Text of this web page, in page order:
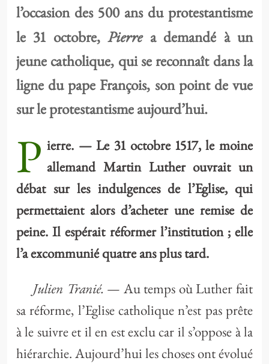
l’occasion des 500 ans du protestantisme
le 31 octobre,Pierrea demandé à un
jeune catholique, qui se reconnaît dans la
ligne du pape François, son point de vue
sur le protestantisme aujourd’hui.
P ierre. — Le 31 octobre 1517, le moine
allemand Martin Luther ouvrait un
débat sur les indulgences de l’Eglise, qui
permettaient alors d’acheter une remise de
peine. Il espérait réformer l’institution ; elle
l’a excommunié quatre ans plus tard.
Julien Tranié. — Au temps où Luther fait
sa réforme, l’Eglise catholique n’est pas prête
à le suivre et il en est exclu car il s’oppose à la
hiérarchie. Aujourd’hui les choses ont évolué